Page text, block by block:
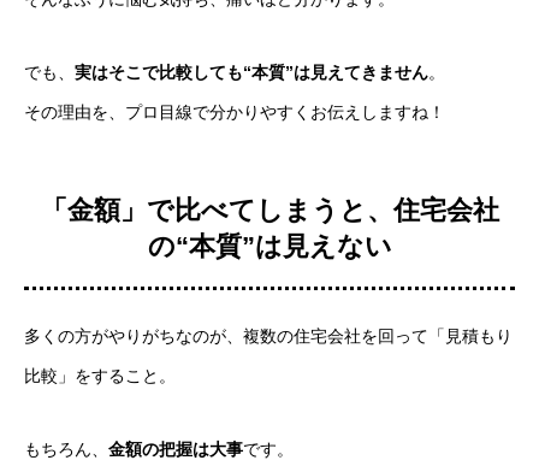
でも、 実はそこで比較しても“本質”は見えてきません。
その理由を、プロ目線で分かりやすくお伝えしますね！
「金額」で比べてしまうと、住宅会社
の“本質”は見えない
多くの方がやりがちなのが、複数の住宅会社を回って「見積もり
比較」をすること。
もちろん、 金額の把握は大事です。